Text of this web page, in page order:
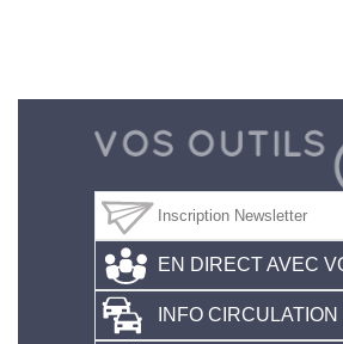
EN DIRECT AVEC
INFO CIRCULATION